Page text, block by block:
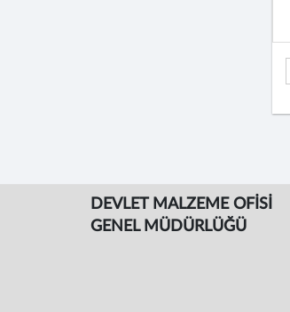
DEVLET MALZEME OFİSİ
GENEL MÜDÜRLÜĞÜ